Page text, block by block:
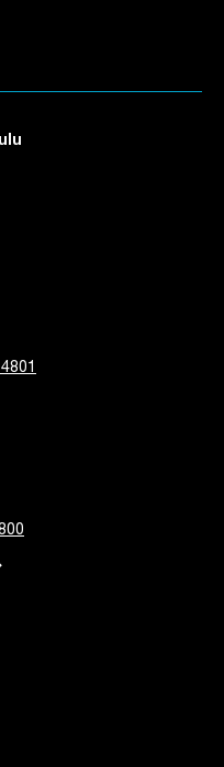
välilehteen
uuteen välilehteen
avautuu uuteen välilehteen
Linkki avautuu uuteen